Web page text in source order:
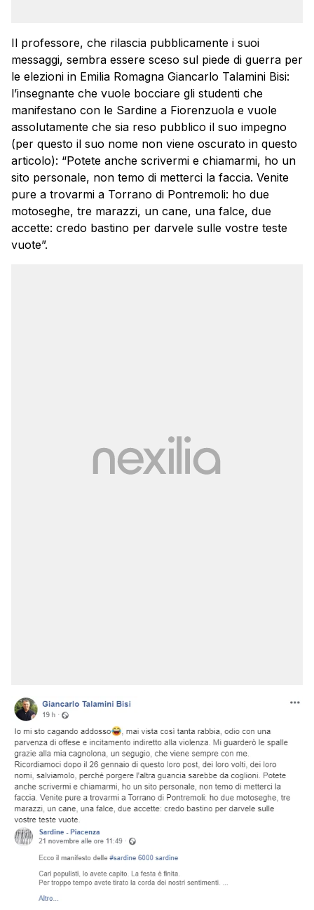
Il professore, che rilascia pubblicamente i suoi
messaggi, sembra essere sceso sul piede di guerra per
le elezioni in Emilia Romagna Giancarlo Talamini Bisi:
l’insegnante che vuole bocciare gli studenti che
manifestano con le Sardine a Fiorenzuola e vuole
assolutamente che sia reso pubblico il suo impegno
(per questo il suo nome non viene oscurato in questo
articolo): “Potete anche scrivermi e chiamarmi, ho un
sito personale, non temo di metterci la faccia. Venite
pure a trovarmi a Torrano di Pontremoli: ho due
motoseghe, tre marazzi, un cane, una falce, due
accette: credo bastino per darvele sulle vostre teste
vuote”.